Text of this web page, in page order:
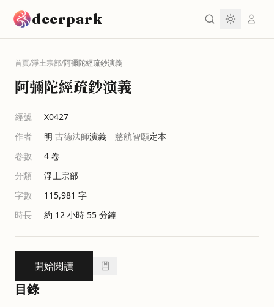
deerpark
首頁/淨土宗部/阿彌陀經疏鈔演義
阿彌陀經疏鈔演義
經號
X0427
作者
明 古德法師演義 慈航智願定本
卷數
4 卷
分類
淨土宗部
字數
115,981 字
時長
約 12 小時 55 分鐘
開始閱讀
目錄